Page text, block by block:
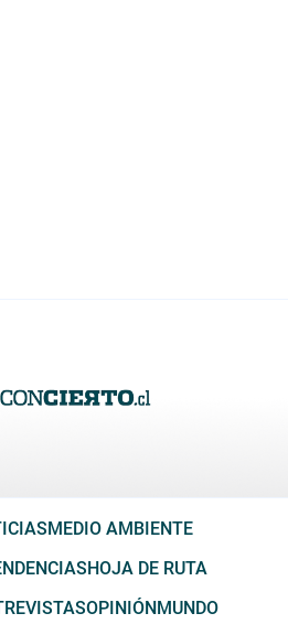
MEDIO AMBIENTE
HOJA DE RUTA
OPINIÓN MUNDO